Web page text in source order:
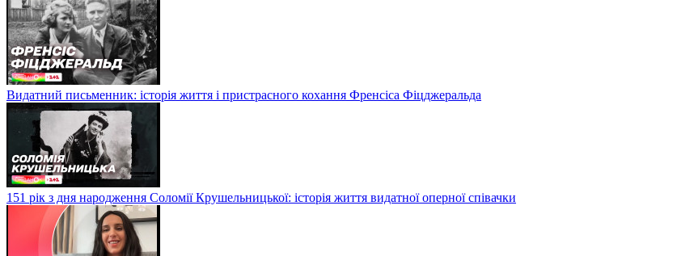
Видатний письменник: історія життя і пристрасного кохання Френсіса Фіцджеральда
151 рік з дня народження Соломії Крушельницької: історія життя видатної оперної співачки